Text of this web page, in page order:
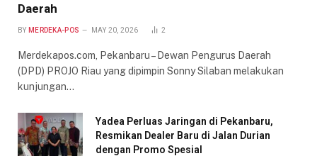
Daerah
BY MERDEKA-POS MAY 20, 2026 2
Merdekapos.com, Pekanbaru – Dewan Pengurus Daerah
(DPD) PROJO Riau yang dipimpin Sonny Silaban melakukan
kunjungan…
Yadea Perluas Jaringan di Pekanbaru,
Resmikan Dealer Baru di Jalan Durian
dengan Promo Spesial